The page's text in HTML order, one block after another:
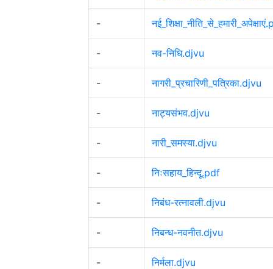
-
- नव-निधि.djvu
- नागरी_प्रचारिणी_पत्रिका.djvu
- नाट्यसंभव.djvu
- नारी_समस्या.djvu
- निःसहाय_हिन्दू.pdf
- निबंध-रत्नावली.djvu
- निबन्ध-नवनीत.djvu
- निर्मला.djvu